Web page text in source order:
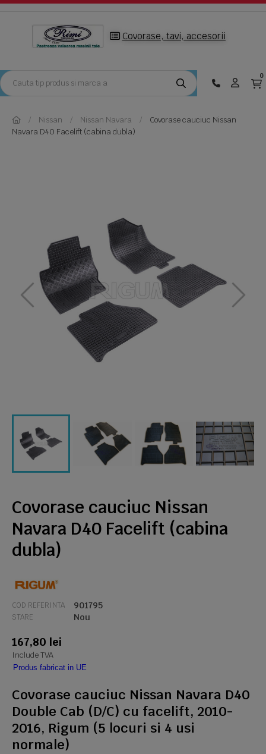
Covorase, tavi, accesorii
0
Nissan Nissan Navara
Covorase cauciuc Nissan
Navara D40 Facelift (cabina dubla)
Covorase cauciuc Nissan
Navara D40 Facelift (cabina
dubla)
COD REFERINTA 901795
STARE Nou
167,80 lei
Include TVA
Produs fabricat in UE
Covorase cauciuc Nissan Navara D40
Double Cab (D/C) cu facelift, 2010-
2016, Rigum (5 locuri si 4 usi
normale)